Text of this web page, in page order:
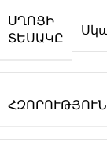
ՍՂՈՑԻ
ՏԵՍԱԿԸ
ՀԶՈՐՈՒԹՅՈՒՆ